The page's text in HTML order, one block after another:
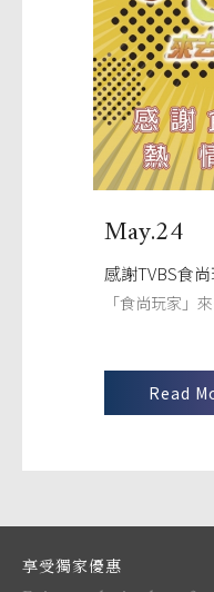
May.24
感謝TVBS食
「食尚玩家」
Read
享受獨家優惠